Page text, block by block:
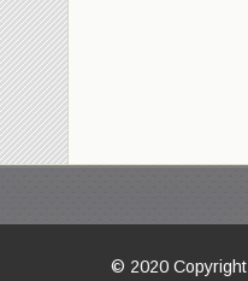
© 2020 Copyright